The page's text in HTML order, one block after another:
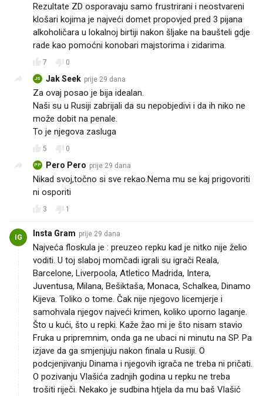
Rezultate ZD osporavaju samo frustrirani i neostvareni
klošari kojima je najveći domet propovjed pred 3 pijana
alkoholičara u lokalnoj birtiji nakon šljake na baušteli gdje
rade kao pomoćni konobari majstorima i zidarima.
7 0
JS Jak Seek prije 29 dana
Za ovaj posao je bija idealan.
Naši su u Rusiji zabrijali da su nepobjedivi i da ih niko ne
može dobit na penale.
To je njegova zasluga
5 0
PP Pero Pero prije 29 dana
Nikad svoj,točno si sve rekao.Nema mu se kaj prigovoriti
ni osporiti
3 1
IG Insta Gram prije 29 dana
Najveća floskula je : preuzeo repku kad je nitko nije želio
voditi. U toj slaboj momčadi igrali su igrači Reala,
Barcelone, Liverpoola, Atletico Madrida, Intera,
Juventusa, Milana, Bešiktaša, Monaca, Schalkea, Dinamo
Kijeva. Toliko o tome. Čak nije njegovo licemjerje i
samohvala njegov najveći krimen, koliko uporno laganje.
Što u kući, što u repki. Kaže žao mi je što nisam stavio
Fruka u pripremnim, onda ga ne ubaci ni minutu na SP. Pa
izjave da ga smjenjuju nakon finala u Rusiji. O
podcjenjivanju Dinama i njegovih igrača ne treba ni pričati.
O pozivanju Vlašića zadnjih godina u repku ne treba
trošiti riječi. Nekako je sudbina htjela da mu baš Vlašić